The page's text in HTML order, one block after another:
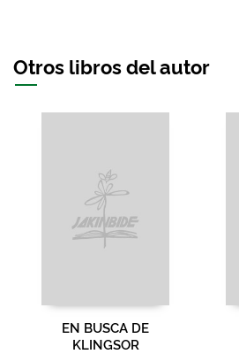
Otros libros del autor
EN BUSCA DE
KLINGSOR